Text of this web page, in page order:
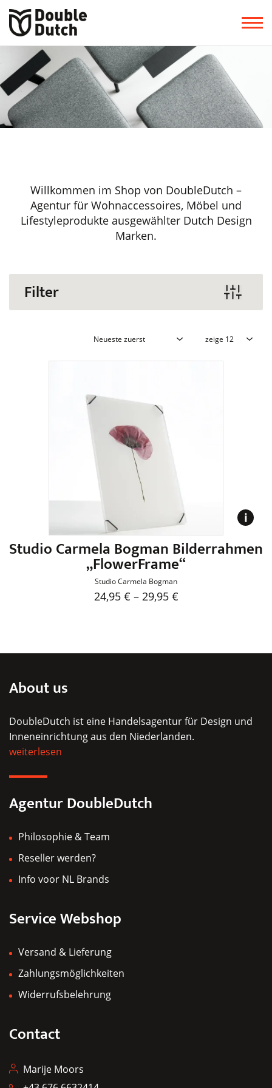
Willkommen im Shop von DoubleDutch –
Agentur für Wohnaccessoires, Möbel und
Lifestyleprodukte ausgewählter Dutch Design
Marken.
Filter
Studio Carmela Bogman Bilderrahmen
„FlowerFrame“
Studio Carmela Bogman
24,95 € – 29,95 €
Optionen
können
gewählt
About us
DoubleDutch ist eine Handelsagentur für Design und
Inneneinrichtung aus den Niederlanden.
weiterlesen
Agentur DoubleDutch
Philosophie & Team
Reseller werden?
Info voor NL Brands
Service Webshop
Versand & Lieferung
Zahlungsmöglichkeiten
Widerrufsbelehrung
Contact
Marije Moors